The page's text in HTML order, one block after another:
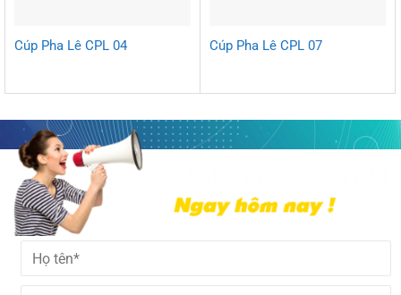
Cúp Pha Lê CPL 04 Cúp Pha Lê CPL 07